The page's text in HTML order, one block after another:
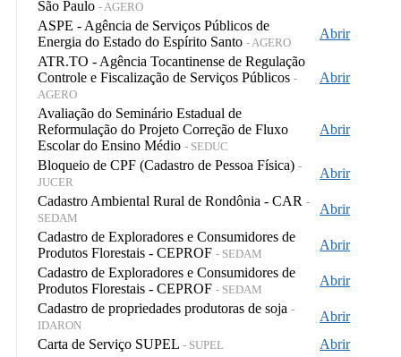
São Paulo - AGERO
ASPE - Agência de Serviços Públicos de
Energia do Estado do Espírito Santo - AGERO
Abrir
ATR.TO - Agência Tocantinense de Regulação
Controle e Fiscalização de Serviços Públicos -
AGERO
Abrir
Avaliação do Seminário Estadual de
Reformulação do Projeto Correção de Fluxo
Escolar do Ensino Médio - SEDUC
Abrir
Bloqueio de CPF (Cadastro de Pessoa Física) -
JUCER
Abrir
Cadastro Ambiental Rural de Rondônia - CAR -
SEDAM
Abrir
Cadastro de Exploradores e Consumidores de
Produtos Florestais - CEPROF - SEDAM
Abrir
Cadastro de Exploradores e Consumidores de
Produtos Florestais - CEPROF - SEDAM
Abrir
Cadastro de propriedades produtoras de soja -
IDARON
Abrir
Carta de Serviço SUPEL - SUPEL
Abrir